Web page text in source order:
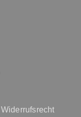
Widerrufsrecht